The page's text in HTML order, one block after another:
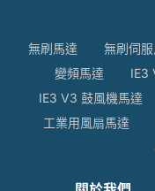
無刷馬達 無刷伺
變頻馬達
IE3
IE3 V3 鼓風機馬達
工業用風扇馬達